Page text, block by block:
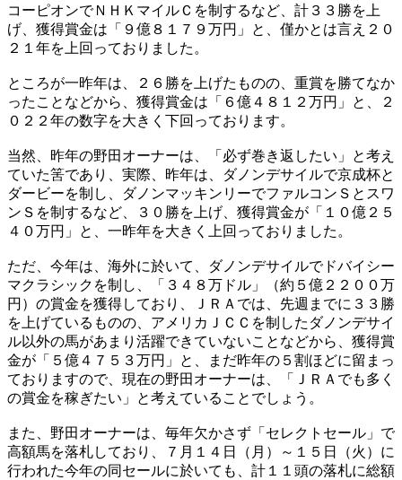
コーピオンでＮＨＫマイルＣを制するなど、計３３勝を上
げ、獲得賞金は「９億８１７９万円」と、僅かとは言え２０
２１年を上回っておりました。
ところが一昨年は、２６勝を上げたものの、重賞を勝てなか
ったことなどから、獲得賞金は「６億４８１２万円」と、２
０２２年の数字を大きく下回っております。
当然、昨年の野田オーナーは、「必ず巻き返したい」と考え
ていた筈であり、実際、昨年は、ダノンデサイルで京成杯と
ダービーを制し、ダノンマッキンリーでファルコンＳとスワ
ンＳを制するなど、３０勝を上げ、獲得賞金が「１０億２５
４０万円」と、一昨年を大きく上回っておりました。
ただ、今年は、海外に於いて、ダノンデサイルでドバイシー
マクラシックを制し、「３４８万ドル」（約５億２２００万
円）の賞金を獲得しており、ＪＲＡでは、先週までに３３勝
を上げているものの、アメリカＪＣＣを制したダノンデサイ
ル以外の馬があまり活躍できていないことなどから、獲得賞
金が「５億４７５３万円」と、まだ昨年の５割ほどに留まっ
ておりますので、現在の野田オーナーは、「ＪＲＡでも多く
の賞金を稼ぎたい」と考えていることでしょう。
また、野田オーナーは、毎年欠かさず「セレクトセール」で
高額馬を落札しており、７月１４日（月）～１５日（火）に
行われた今年の同セールに於いても、計１１頭の落札に総額